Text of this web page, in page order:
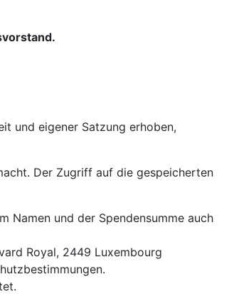
und eigener Satzung erhoben,
Der Zugriff auf die gespeicherten
Namen und der Spendensumme auch
Royal, 2449 Luxembourg